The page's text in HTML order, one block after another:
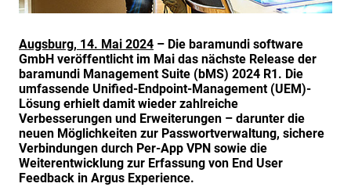
Augsburg, 14. Mai 2024 – Die baramundi software
GmbH veröffentlicht im Mai das nächste Release der
baramundi Management Suite (bMS) 2024 R1. Die
umfassende Unified-Endpoint-Management (UEM)-
Lösung erhielt damit wieder zahlreiche
Verbesserungen und Erweiterungen – darunter die
neuen Möglichkeiten zur Passwortverwaltung, sichere
Verbindungen durch Per-App VPN sowie die
Weiterentwicklung zur Erfassung von End User
Feedback in Argus Experience.